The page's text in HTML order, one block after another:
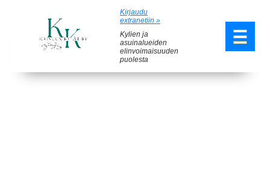
Kirjaudu
extranetiin »
Kylien ja
asuinalueiden
elinvoimaisuuden
puolesta